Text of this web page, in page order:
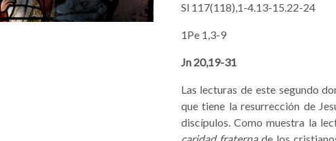
Sl 117(118),1-4.13-15.22-24
1Pe 1,3-9
Jn 20,19-31
Las lecturas de este segundo
que tiene la resurrección de
discípulos. Como muestra la